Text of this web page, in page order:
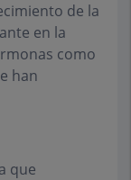
de la
en la
como
han
que